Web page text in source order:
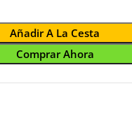
Añadir A La Cesta
Comprar Ahora